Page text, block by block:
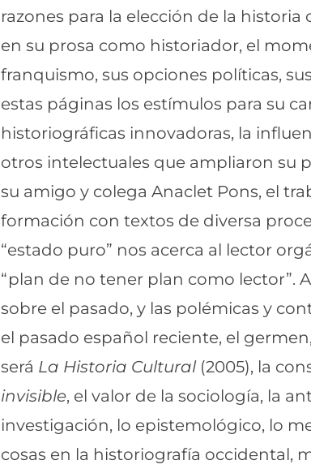
razones para la elección de la
en su prosa como historiador, el
franquismo, sus opciones políticas,
estas páginas los estímulos para su
historiográficas innovadoras, la
otros intelectuales que ampliaron su
su amigo y colega Anaclet Pons, el
formación con textos de diversa
“estado puro” nos acerca al lector
“plan de no tener plan como lector”.
sobre el pasado, y las polémicas y
el pasado español reciente, el
será La Historia Cultural(2005), la
invisible, el valor de la sociología, la
investigación, lo epistemológico, lo
cosas en la historiografía occidental,